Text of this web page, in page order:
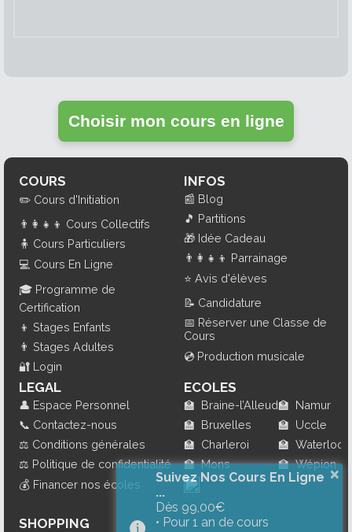
Choisir mon cours en ligne
COURS
✏️ Cours d'Initiation
👨‍👩‍👧‍👦 Cours Collectifs
🧍 Cours Particuliers
💻 Cours En Ligne
🎓 Programme de
Certification
👦 Stages Enfants
👨 Stages Adultes
🔐 Login
INFOS
📰 Blog
🎵 Partitions
🎁 Idée Cadeau
👨‍👩‍👧‍👦 Parrainage
⭐ Avis d'élèves
📝 Candidature
📅 Réserver une Classe de
Cours
💿 Production musicale
LEGAL
👤 Espace Personnel
📞 Contactez-nous
⚖️ Conditions générales
⚖️ Politique de confidentialité
💰 Financer nos écoles
SHOPPING
ECOLES
🏫 Braine-l’Alleud
🏫 Bruxelles
🏫 Charleroi
🏫 Mons
🏫 Namur
🏫 Uccle
🏫 Waterloo
🏫 Wépion
×
Suivez Nos Cours En Ligne
...
Dès 99,00€
• Pour 1 an de cours